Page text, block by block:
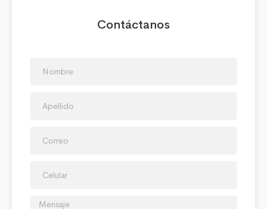
Contáctanos